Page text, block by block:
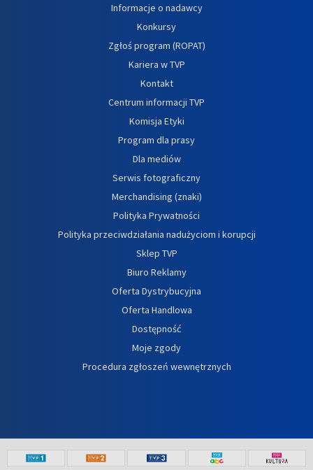
Informacje o nadawcy
Konkursy
Zgłoś program (ROPAT)
Kariera w TVP
Kontakt
Centrum informacji TVP
Komisja Etyki
Program dla prasy
Dla mediów
Serwis fotograficzny
Merchandising (znaki)
Polityka Prywatności
Polityka przeciwdziałania nadużyciom i korupcji
Sklep TVP
Biuro Reklamy
Oferta Dystrybucyjna
Oferta Handlowa
Dostępność
Moje zgody
Procedura zgłoszeń wewnętrznych